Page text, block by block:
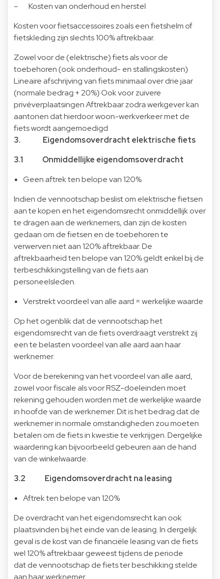
– Kosten van onderhoud en herstel
Kosten voor fietsaccessoires zoals een fietshelm of
fietskleding zijn slechts 100% aftrekbaar.
Zowel voor de (elektrische) fiets als voor de
toebehoren (ook onderhoud- en stallingskosten)
Lineaire afschrijving van fiets minimaal over drie jaar
(normale bedrag + 20%) Ook voor zuivere
privéverplaatsingen Aftrekbaar zodra werkgever kan
aantonen dat hierdoor woon-werkverkeer met de
fiets wordt aangemoedigd
3. Eigendomsoverdracht elektrische fiets
3.1 Onmiddellijke eigendomsoverdracht
Geen aftrek ten belope van 120%
Indien de vennootschap beslist om elektrische fietsen
aan te kopen en het eigendomsrecht onmiddellijk over
te dragen aan de werknemers, dan zijn de kosten
gedaan om de fietsen en de toebehoren te
verwerven niet aan 120% aftrekbaar. De
aftrekbaarheid ten belope van 120% geldt enkel bij de
terbeschikkingstelling van de fiets aan
personeelsleden.
Verstrekt voordeel van alle aard = werkelijke waarde
Op het ogenblik dat de vennootschap het
eigendomsrecht van de fiets overdraagt verstrekt zij
een te belasten voordeel van alle aard aan haar
werknemer.
Voor de berekening van het voordeel van alle aard,
zowel voor fiscale als voor RSZ-doeleinden moet
rekening gehouden worden met de werkelijke waarde
in hoofde van de werknemer. Dit is het bedrag dat de
werknemer in normale omstandigheden zou moeten
betalen om de fiets in kwestie te verkrijgen. Dergelijke
waardering kan bijvoorbeeld gebeuren aan de hand
van de winkelwaarde.
3.2 Eigendomsoverdracht na leasing
Aftrek ten belope van 120%
De overdracht van het eigendomsrecht kan ook
plaatsvinden bij het einde van de leasing. In dergelijk
geval is de kost van de financiële leasing van de fiets
wel 120% aftrekbaar geweest tijdens de periode
dat de vennootschap de fiets ter beschikking stelde
aan haar werknemer.